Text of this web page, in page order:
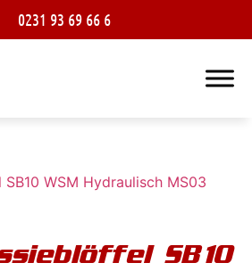
0231 93 69 66 6
SB10